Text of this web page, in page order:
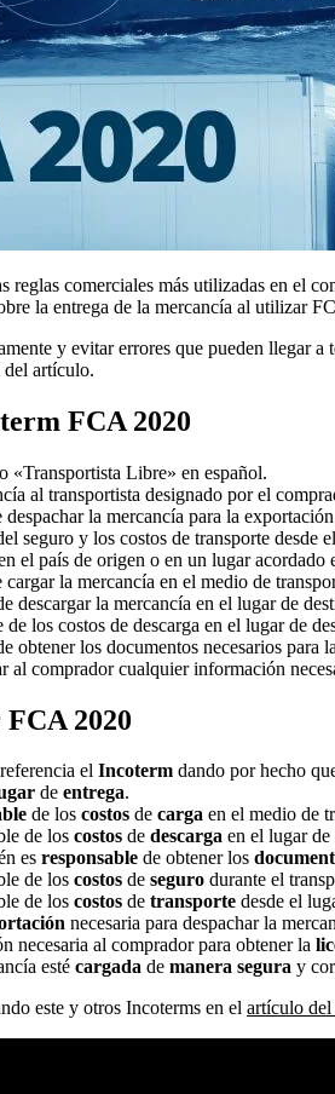
reglas comerciales más utilizadas en el
la entrega de la mercancía al utilizar
y evitar errores que pueden llegar a
artículo.
FCA 2020
«Transportista Libre» en español.
al transportista designado por el
la mercancía para la
seguro y los costos de transporte desde
el país de origen o en un lugar acordado
la mercancía en el medio de
descargar la mercancía en el lugar de
los costos de descarga en el lugar de
obtener los documentos necesarios para
al comprador cualquier información
2020
el Incoterm dando por hecho
de entrega.
de los costos de carga en el medio de
de los costos de descarga en el lugar de
es responsable de obtener los
de los costos de seguro durante el
de los costos de transporte desde el
necesaria para despachar la
necesaria al comprador para obtener la
esté cargada de manera segura y
este y otros Incoterms en el artículo